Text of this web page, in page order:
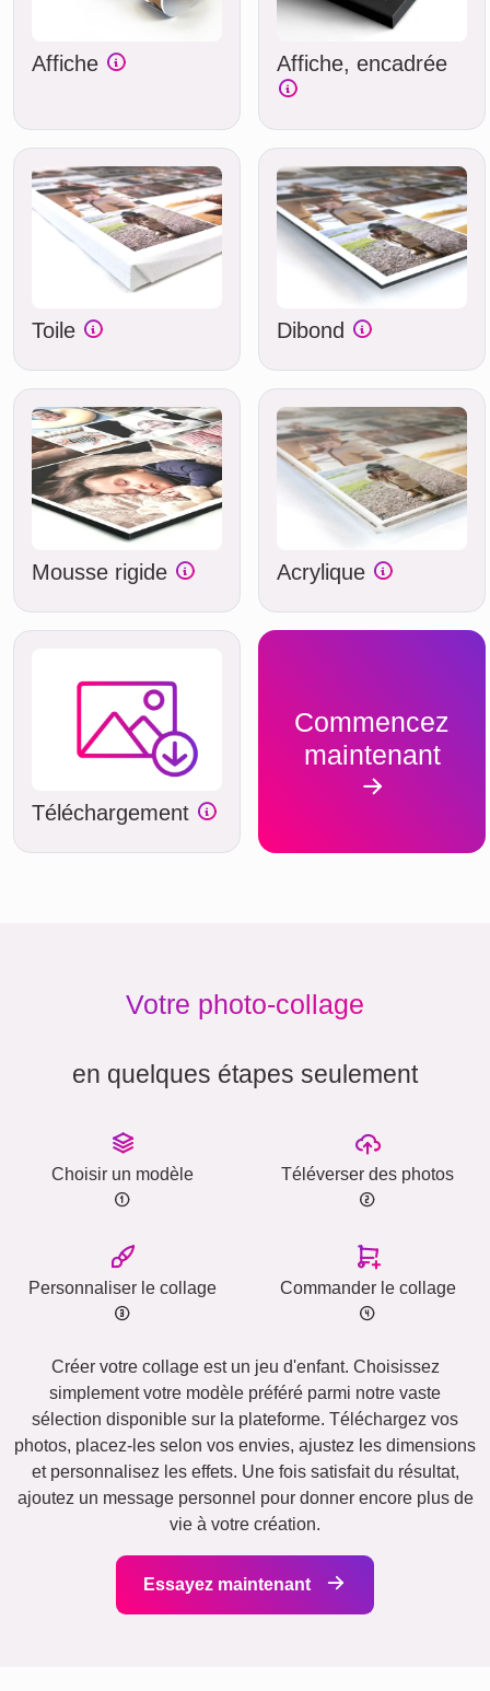
Affiche Affiche, encadrée
Toile Dibond
Mousse rigide Acrylique
Téléchargement
Commencez
maintenant
Votre photo-collage
en quelques étapes seulement
Choisir un modèle Téléverser des photos
Personnaliser le collage Commander le collage
Créer votre collage est un jeu d'enfant. Choisissez
simplement votre modèle préféré parmi notre vaste
sélection disponible sur la plateforme. Téléchargez vos
photos, placez-les selon vos envies, ajustez les dimensions
et personnalisez les effets. Une fois satisfait du résultat,
ajoutez un message personnel pour donner encore plus de
vie à votre création.
Essayez maintenant